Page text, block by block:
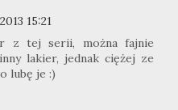
15:21
z tej serii, można fajnie
lakier, jednak ciężej ze
lubę je :)